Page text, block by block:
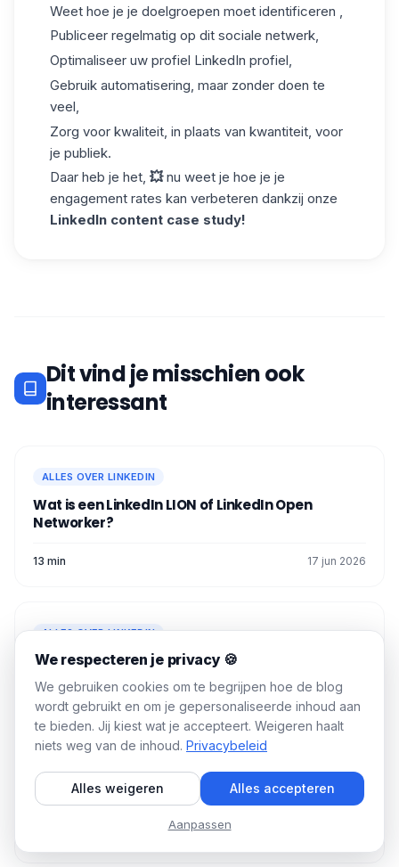
Weet hoe je je doelgroepen moet identificeren ,
Publiceer regelmatig op dit sociale netwerk,
Optimaliseer uw profiel LinkedIn profiel,
Gebruik automatisering, maar zonder doen te
veel,
Zorg voor kwaliteit, in plaats van kwantiteit, voor
je publiek.
Daar heb je het, 💥nu weet je hoe je je
engagement rates kan verbeteren dankzij onze
LinkedIn content case study!
Dit vind je misschien ook
interessant
ALLES OVER LINKEDIN
Wat is een LinkedIn LION of LinkedIn Open
Networker?
13 min 17 jun 2026
ALLES OVER LINKEDIN
Hoe LinkedIn promotie toevoegen in 2 minuten
16 min 26 jun 2026
ALLES OVER LINKEDIN
Podawaa - Prijzen & Credits: Hoe werkt het?
We respecteren je privacy 🍪
We gebruiken cookies om te begrijpen hoe de blog
wordt gebruikt en om je gepersonaliseerde inhoud aan
te bieden. Jij kiest wat je accepteert. Weigeren haalt
niets weg van de inhoud. Privacybeleid
Alles weigeren Alles accepteren
Aanpassen